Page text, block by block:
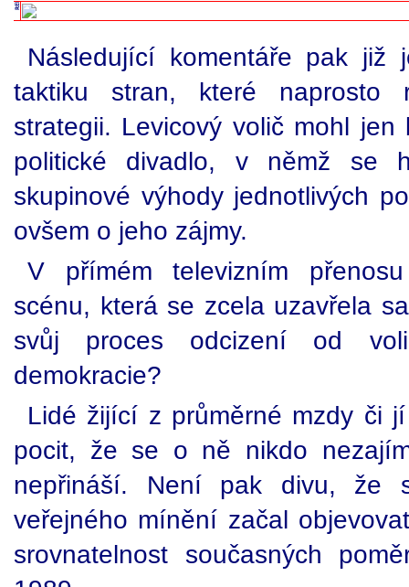
Následující komentáře pak již
taktiku stran, které naprosto
strategii. Levicový volič mohl jen
politické divadlo, v němž se
skupinové výhody jednotlivých
ovšem o jeho zájmy.
V přímém televizním
scénu, která se zcela uzavřela
svůj proces odcizení od
demokracie?
Lidé žijící z průměrné mzdy či
pocit, že se o ně nikdo
nepřináší. Není pak divu, že
veřejného mínění začal
srovnatelnost současných